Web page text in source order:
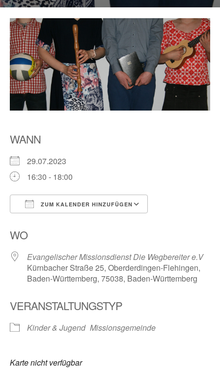
WANN
29.07.2023
16:30 - 18:00
ZUM KALENDER HINZUFÜGEN
WO
Evangelischer Missionsdienst Die Wegbereiter e.V
Kürnbacher Straße 25, Oberderdingen-Flehingen,
Baden-Württemberg, 75038, Baden-Württemberg
VERANSTALTUNGSTYP
Kinder & Jugend Missionsgemeinde
Karte nicht verfügbar